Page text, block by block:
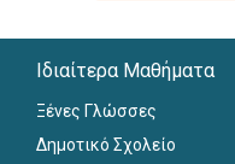
Ιδιαίτερα Μαθήματα
Ξένες Γλώσσες
Δημοτικό Σχολείο